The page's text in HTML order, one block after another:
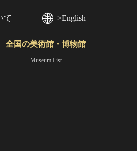
て >English
全国の美術館・博物館
Museum List